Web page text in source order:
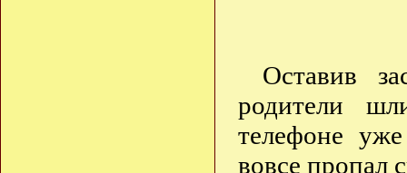
Оставив
родители
телефоне
вовсе пропал